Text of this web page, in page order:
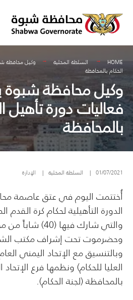
content
HOME السلطة المحلية
وكيل محافظة
الحكام بالمحافظة
وكيل محافظة شبوة
فعاليات دورة تأهيل
بالمحافظة
01/07/2021
| السلطة المحلية | الإدارة
أُختتمت اليوم في عتق عاصمة
الدورة التأهيلية لحكام كرة القدم
والتي شارك فيها
وحضرموت تحت إشراف مكتب
وبالتنسيق مع الإتحاد اليمني
العليا للحكام) ونظمها فرع
بالمحافظة (لجنة الحكام).
for: